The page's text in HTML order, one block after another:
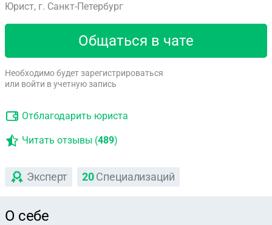
Юрист, г. Санкт-Петербург
Общаться в чате
Необходимо будет зарегистрироваться
или войти в учетную запись
Отблагодарить юриста
Читать отзывы (489)
Эксперт 20 Специализаций
О себе